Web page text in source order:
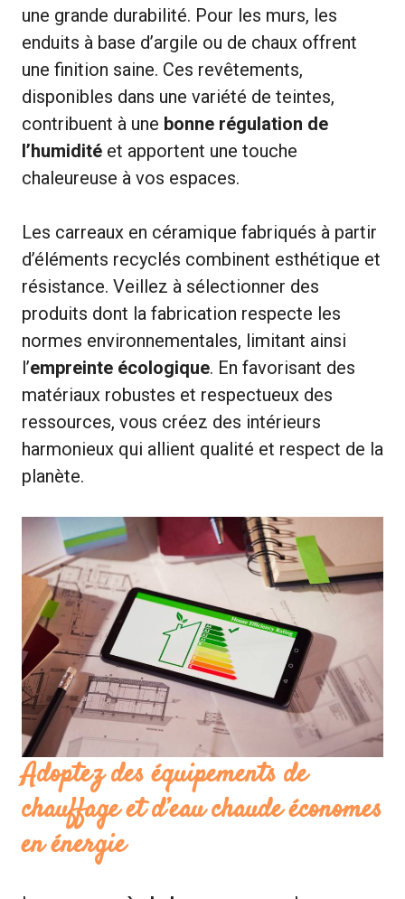
une grande durabilité. Pour les murs, les
enduits à base d’argile ou de chaux offrent
une finition saine. Ces revêtements,
disponibles dans une variété de teintes,
contribuent à une bonne régulation de
l’humidité et apportent une touche
chaleureuse à vos espaces.
Les carreaux en céramique fabriqués à partir
d’éléments recyclés combinent esthétique et
résistance. Veillez à sélectionner des
produits dont la fabrication respecte les
normes environnementales, limitant ainsi
l’empreinte écologique. En favorisant des
matériaux robustes et respectueux des
ressources, vous créez des intérieurs
harmonieux qui allient qualité et respect de la
planète.
Adoptez des équipements de
chauffage et d’eau chaude économes
en énergie